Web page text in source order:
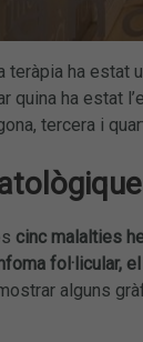
teràpia ha estat
quina ha estat
tercera i
cinc malalties
fol·licular,
alguns